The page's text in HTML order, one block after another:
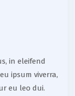
in eleifend
ipsum viverra,
eu leo dui.